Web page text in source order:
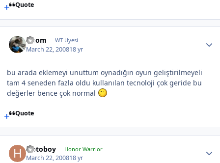
Quote
Doom WT Uyesi
March 22, 200818 yr
bu arada eklemeyi unuttum oynadığın oyun geliştirilmeyeli
tam 4 seneden fazla oldu kullanılan tecnoloji çok geride bu
değerler bence çok normal
Quote
Hotoboy Honor Warrior
March 22, 200818 yr